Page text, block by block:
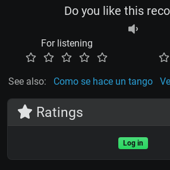
Do you like this
For listening
See also: Como se hace un tango
Ratings
Log in